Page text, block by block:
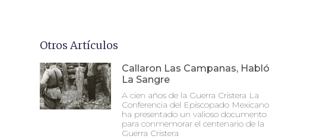
Otros Artículos
Callaron Las Campanas, Habló
La Sangre
A cien años de la Guerra Cristera La
Conferencia del Episcopado Mexicano
ha presentado un valioso documento
para conmemorar el centenario de la
Guerra Cristera